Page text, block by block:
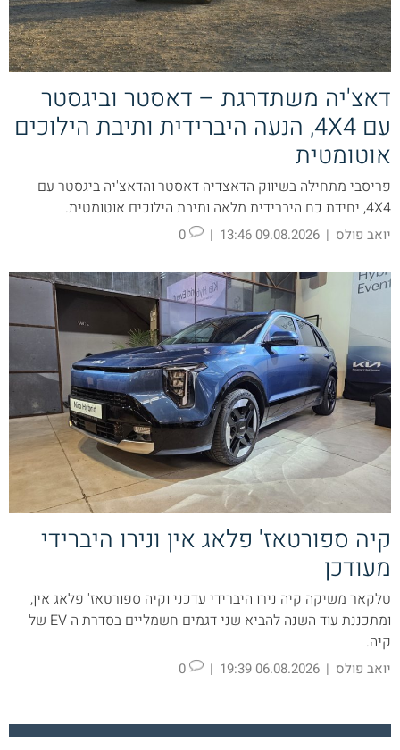
דאצ'יה משתדרגת – דאסטר וביגסטר
עם 4X4, הנעה היברידית ותיבת הילוכים
אוטומטית
פריסבי מתחילה בשיווק הדאצדיה דאסטר והדאצ'יה ביגסטר עם
4X4, יחידת כח היברידית מלאה ותיבת הילוכים אוטומטית.
יואב פולס |
09.08.2026 13:46
|
קיה ספורטאז' פלאג אין ונירו היברידי
מעודכן
טלקאר משיקה קיה נירו היברידי עדכני וקיה ספורטאז' פלאג אין,
ומתכננת עוד השנה להביא שני דגמים חשמליים בסדרת ה EV של
קיה.
יואב פולס |
06.08.2026 19:39
|